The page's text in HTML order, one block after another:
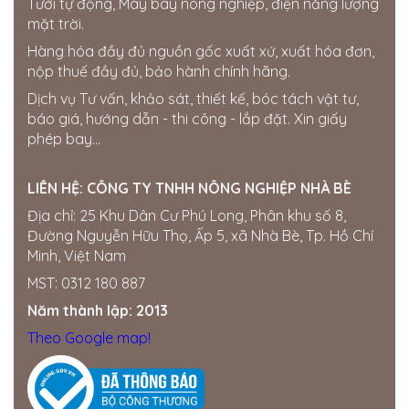
Đồng Tháp
0945810810 - 0834495979
Cửa hàng Thái Lợi
tỉnh gia lai
0963750153
Ấp 7, xã Xuân Tay, Cẩm Mỹ, Đồng Nai, Việt Nam
0343954508
Thế giới điện nước Đắk Nông
205 Quang Trung, Phường Nghĩa Tân, Gia Nghĩa, Đắk
0358722799
Cửa hàng Quốc Tú
Khu Đức Thọ, thị trấn Đức Phong, Bù Đăng, Bình
Phước
0834560958
Tưới tự động, Máy bay nông nghiệp, điện năng lượng
mặt trời.
Hàng hóa đầy đủ nguồn gốc xuất xứ, xuất hóa đơn,
nộp thuế đầy đủ, bảo hành chính hãng.
Dịch vụ Tư vấn, khảo sát, thiết kế, bóc tách vật tư,
báo giá, hướng dẫn - thi công - lắp đặt. Xin giấy
phép bay...
LIÊN HỆ: CÔNG TY TNHH NÔNG NGHIỆP NHÀ BÈ
Địa chỉ: 25 Khu Dân Cư Phú Long, Phân khu số 8,
Đường Nguyễn Hữu Thọ, Ấp 5, xã Nhà Bè, Tp. Hồ Chí
Minh, Việt Nam
MST: 0312 180 887
Năm thành lập: 2013
Theo Google map!